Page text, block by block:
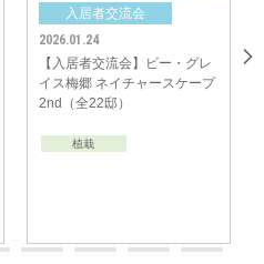
入居者交流会
2026.01.24
【入居者交流会】ビー・グレ
イス梅郷 ネイチャースケープ
2nd（全22邸）
植栽